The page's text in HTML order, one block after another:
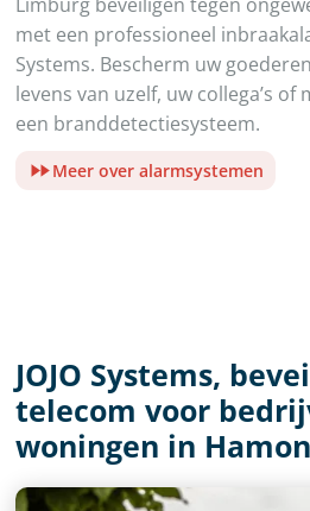
met een professioneel
Systems. Bescherm uw
levens van uzelf, uw collega’s
een branddetectiesysteem.
Meer over alarmsystemen
JOJO Systems,
telecom voor
woningen in